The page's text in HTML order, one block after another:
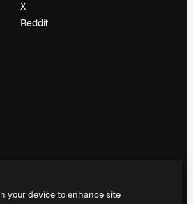
X
Reddit
your device to enhance site